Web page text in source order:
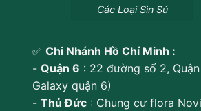
Các Loại Sìn Sú
✅ Chi Nhánh Hồ Chí Minh :
- Quận 6 : 22 đường số 2,
Galaxy quận 6)
- Thủ Đức : Chung cư flora